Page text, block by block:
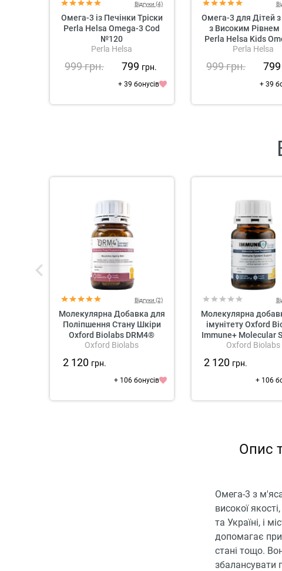
Відгуки (4)
Омега-3 із Печінки Тріски
Perla Helsa Omega-3 Cod
№120
Perla Helsa
999грн. 799 грн.
+ 39 бонусів
Омега-3 для Дітей з
з Високим Рівнем
Perla Helsa Kids
Tuna
Perla Helsa
999грн. 799
+ 39
Відгуки (2)
Молекулярна Добавка для
Поліпшення Стану Шкіри
Oxford Biolabs DRM4®
Oxford Biolabs
2 120 грн.
+ 106 бонусів
Молекулярна
імунітету Oxford
Immune+ Molecular
Support
Oxford Biolabs
2 120 грн.
+ 106
Опис
Омега-3 з
високої
та Україні, і
допомагає при
стані тощо.
збалансувати